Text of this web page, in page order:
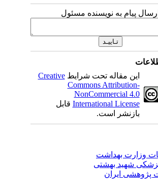
پیام به نویسنده مسئول
این مقاله تحت شرایطCreative
Commons Attribution-
NonCommercial 4.0
International Licenseقابل
بازنشر است.
وزارت بهداشت
شهید بهشتی
ایران